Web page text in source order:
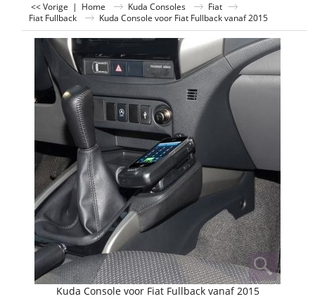
<< Vorige | Home Kuda Consoles
Fiat
Fiat Fullback
Kuda Console voor Fiat Fullback vanaf 2015
Kuda Console voor Fiat Fullback vanaf 2015